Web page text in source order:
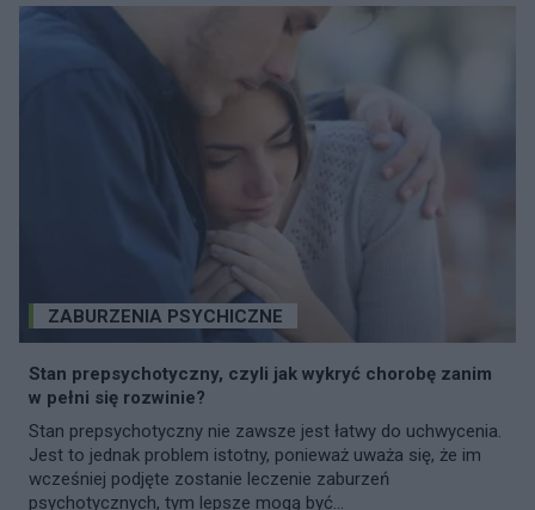
ZABURZENIA PSYCHICZNE
Stan prepsychotyczny, czyli jak wykryć chorobę zanim
w pełni się rozwinie?
Stan prepsychotyczny nie zawsze jest łatwy do uchwycenia.
Jest to jednak problem istotny, ponieważ uważa się, że im
wcześniej podjęte zostanie leczenie zaburzeń
psychotycznych, tym lepsze mogą być...